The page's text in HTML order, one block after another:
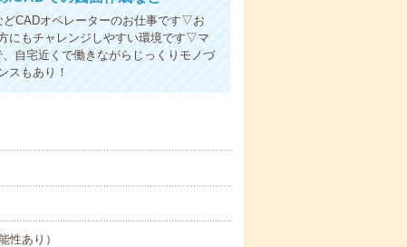
CADオペレーターのお仕事です▽お
にもチャレンジしやすい環境です▽マ
自宅近くで働きながらじっくりモノづ
スもあり！
性あり）